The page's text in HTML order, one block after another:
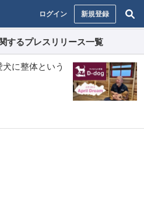
ログイン 新規登録
するプレスリリース一覧
犬に整体という